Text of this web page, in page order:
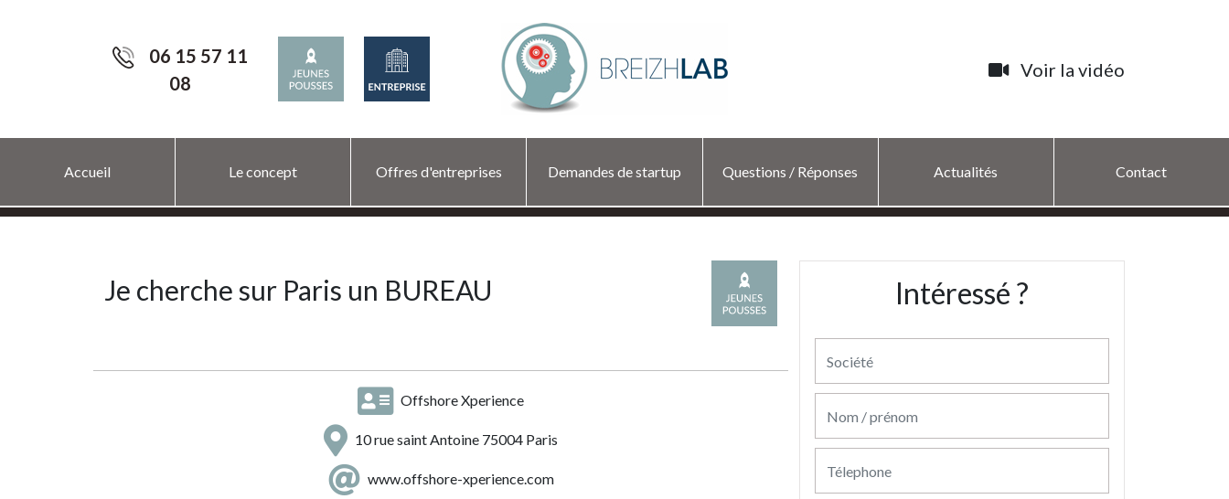
06 15 57 11
08
Voir la vidéo
Accueil Le concept Offres d'entreprises Demandes de startup Questions / Réponses Actualités Contact
Je cherche sur Paris un BUREAU
Offshore Xperience
10 rue saint Antoine 75004 Paris
www.offshore-xperience.com
Intéressé ?